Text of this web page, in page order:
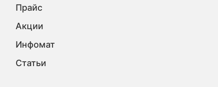
Прайс
Акции
Инфомат
Статьи